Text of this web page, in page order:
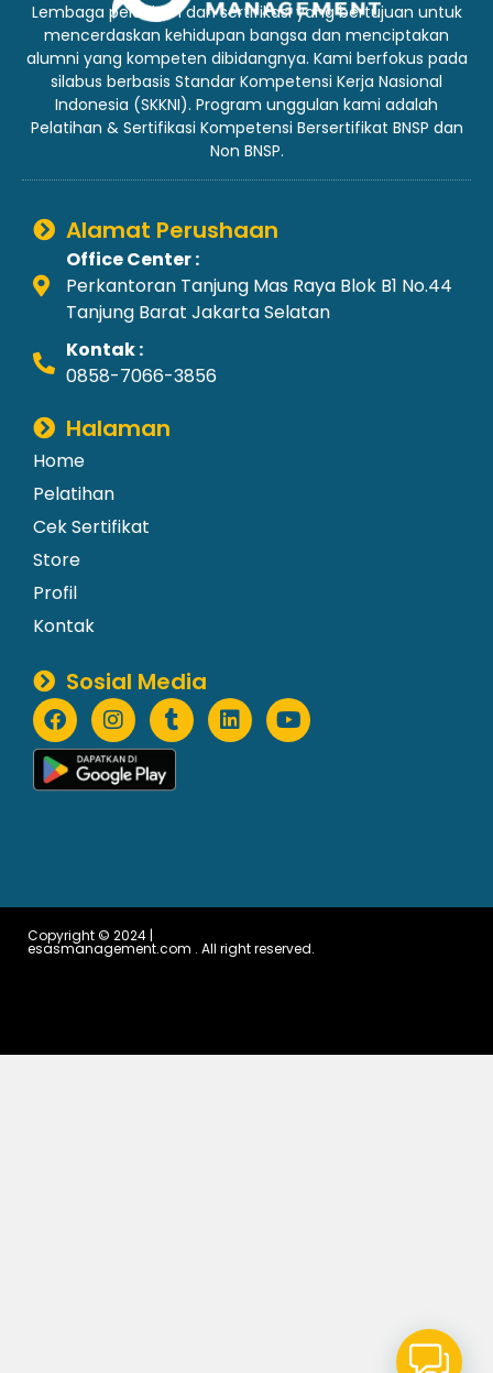
Lembaga pelatihan dan sertifikasi yang bertujuan untuk
mencerdaskan kehidupan bangsa dan menciptakan
alumni yang kompeten dibidangnya. Kami berfokus pada
silabus berbasis Standar Kompetensi Kerja Nasional
Indonesia (SKKNI). Program unggulan kami adalah
Pelatihan & Sertifikasi Kompetensi Bersertifikat BNSP dan
Non BNSP.
Alamat Perushaan
Office Center :
Perkantoran Tanjung Mas Raya Blok B1 No.44
Tanjung Barat Jakarta Selatan
Kontak :
0858-7066-3856
Halaman
Home
Pelatihan
Cek Sertifikat
Store
Profil
Kontak
Sosial Media
Copyright © 2024 |
esasmanagement.com . All right reserved.